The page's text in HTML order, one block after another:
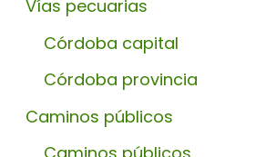
Vías pecuarias
Córdoba capital
Córdoba provincia
Caminos públicos